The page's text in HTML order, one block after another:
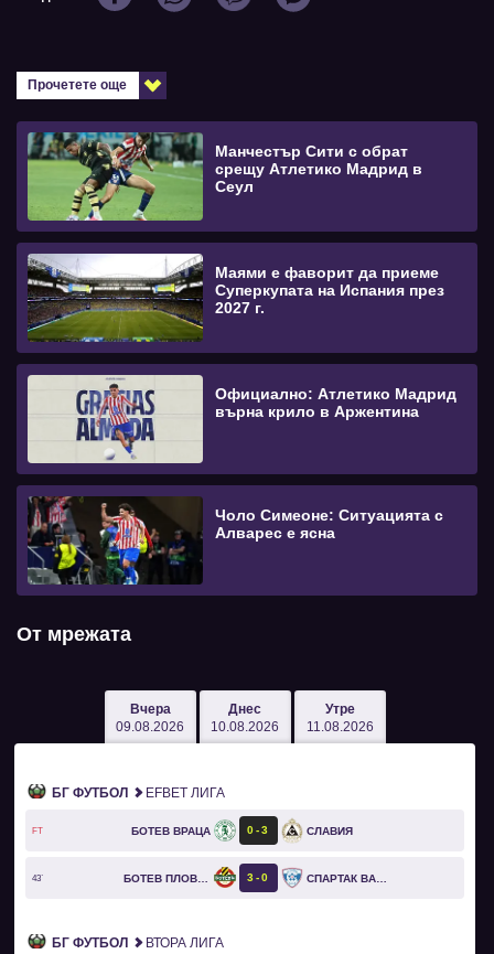
Прочетете още
Манчестър Сити с обрат
срещу Атлетико Мадрид в
Сеул
Маями е фаворит да приеме
Суперкупата на Испания през
2027 г.
Официално: Атлетико Мадрид
върна крило в Аржентина
Чоло Симеоне: Ситуацията с
Алварес е ясна
От мрежата
Вчера
09.08.2026
Днес
10.08.2026
Утре
11.08.2026
БГ ФУТБОЛ EFBET ЛИГА
FT БОТЕВ ВРАЦА 0 3 СЛАВИЯ
43` БОТЕВ ПЛОВДИВ 3 0 СПАРТАК ВАРНА
БГ ФУТБОЛ ВТОРА ЛИГА